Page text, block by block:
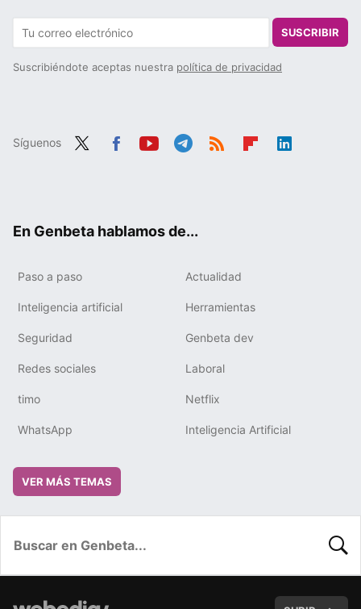
SUSCRIBIR
Suscribiéndote aceptas nuestra política de privacidad
Síguenos
En Genbeta hablamos de...
Paso a paso Actualidad
Inteligencia artificial Herramientas
Seguridad Genbeta dev
Redes sociales Laboral
timo Netflix
WhatsApp Inteligencia Artificial
VER MÁS TEMAS